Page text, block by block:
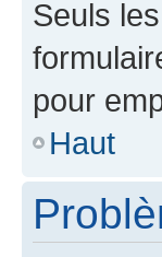
Seuls
pour
Haut